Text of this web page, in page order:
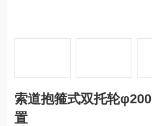
索道抱箍式双托轮φ200 猴车架空乘人装
置